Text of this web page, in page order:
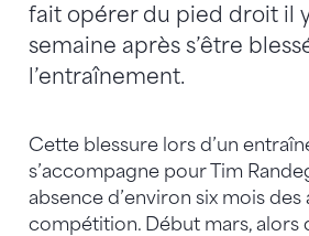
fait opérer du pied droit il
semaine après s’être
l’entraînement.
Cette blessure lors d’un
s’accompagne pour Tim
absence d’environ six mois des
compétition. Début mars, alors